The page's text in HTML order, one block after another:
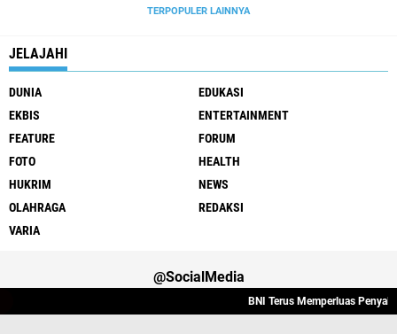
TERPOPULER LAINNYA
JELAJAHI
DUNIA
EDUKASI
EKBIS
ENTERTAINMENT
FEATURE
FORUM
FOTO
HEALTH
HUKRIM
NEWS
OLAHRAGA
REDAKSI
VARIA
@SocialMedia
BNI Terus Memperluas